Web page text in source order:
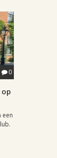
0
een